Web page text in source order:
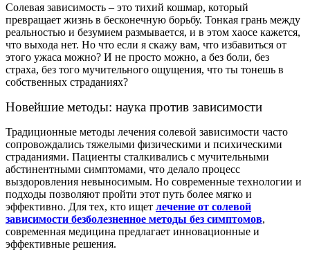
Солевая зависимость – это тихий кошмар, который
превращает жизнь в бесконечную борьбу. Тонкая грань между
реальностью и безумием размывается, и в этом хаосе кажется,
что выхода нет. Но что если я скажу вам, что избавиться от
этого ужаса можно? И не просто можно, а без боли, без
страха, без того мучительного ощущения, что ты тонешь в
собственных страданиях?
Новейшие методы: наука против зависимости
Традиционные методы лечения солевой зависимости часто
сопровождались тяжелыми физическими и психическими
страданиями. Пациенты сталкивались с мучительными
абстинентными симптомами, что делало процесс
выздоровления невыносимым. Но современные технологии и
подходы позволяют пройти этот путь более мягко и
эффективно. Для тех, кто ищет лечение от солевой
зависимости безболезненное методы без симптомов,
современная медицина предлагает инновационные и
эффективные решения.